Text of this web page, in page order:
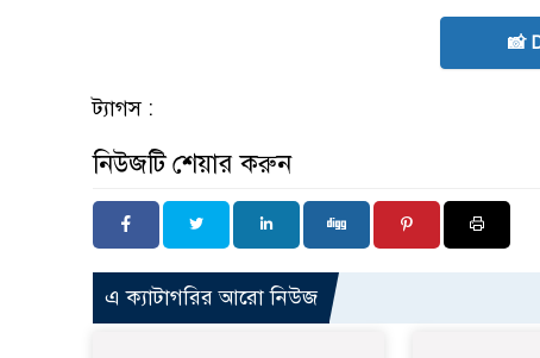
📸
ট্যাগস :
নিউজটি শেয়ার করুন
এ ক্যাটাগরির আরো নিউজ